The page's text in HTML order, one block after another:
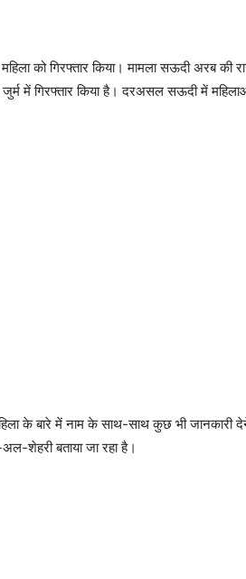
को गिरफ्तार किया। मामला सऊदी अरब की
जुर्म में गिरफ्तार किया है। दरअसल सऊदी में
के बारे में नाम के साथ-साथ कुछ भी जानकारी
शेहरी बताया जा रहा है।